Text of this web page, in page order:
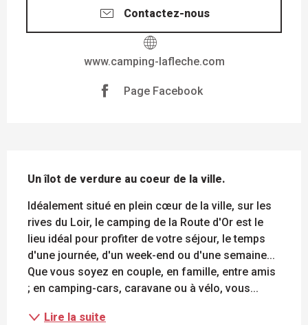
Contactez-nous
www.camping-lafleche.com
Page Facebook
Un îlot de verdure au coeur de la ville.
Idéalement situé en plein cœur de la ville, sur les
rives du Loir, le camping de la Route d'Or est le
lieu idéal pour profiter de votre séjour, le temps
d'une journée, d'un week-end ou d'une semaine...
Que vous soyez en couple, en famille, entre amis
; en camping-cars, caravane ou à vélo, vous...
Lire la suite